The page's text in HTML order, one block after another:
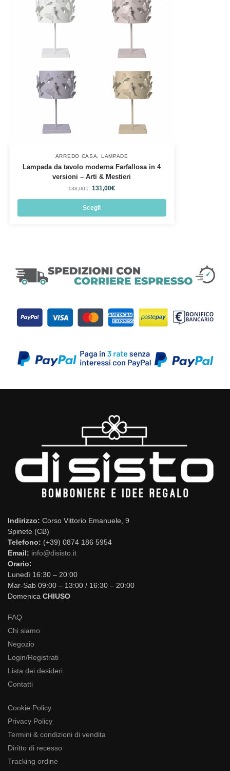
ARREDO CASA LAMPADE
Lampada da tavolo moderna Farfallosa in 4
versioni – Arti & Mestieri
138,00€ 131,00€
Scegli
Indirizzo: Corso Vittorio Emanuele, 9
Spinete (CB)
Telefono: (+39) 0874 186 5954
Email: info@disisto.it
Orario:
Lunedì 16:30 – 20:00
Mar-Sab 09:00 – 13:00 / 16:30 – 20:00
Domenica CHIUSO
FAQ
Chi siamo
Negozio
Login/Registrati
Lista dei desideri
Contatti
Cookie Policy
Privacy Policy
Termini & condizioni di vendita
Diritto di recesso
Tracking ordine